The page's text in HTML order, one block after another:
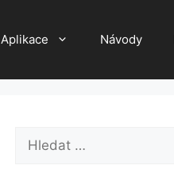
Aplikace Návody
Hledat: